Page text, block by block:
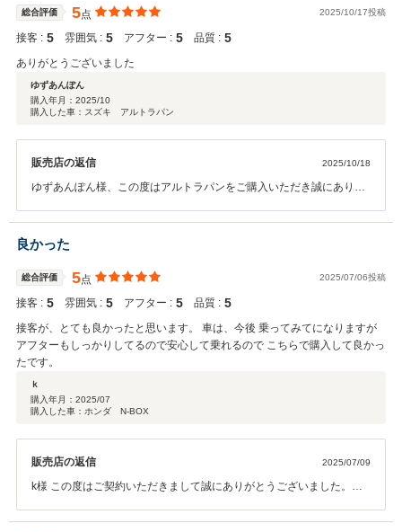
ます。またぜひお気軽にお立ち寄りください。 今後ともどうぞ宜しく
お願い致します。
総合評価 5点 2025/10/17投稿
接客 : 5 雰囲気 : 5 アフター : 5 品質 : 5
ありがとうございました
ゆずあんぽん
購入年月： 2025/10
購入した車：スズキ アルトラパン
販売店の返信 2025/10/18
ゆずあんぽん様、この度はアルトラパンをご購入いただき誠にありが
た、当店はダイハツ車に限らずお取り扱い致しますので今後のメンテ
ナンスなども安心してお任せくださいませ！今後とも点検、車検にと
良かった
総合評価 5点 2025/07/06投稿
接客 : 5 雰囲気 : 5 アフター : 5 品質 : 5
接客が、とても良かったと思います。 車は、今後 乗ってみてになりますが
アフターもしっかりしてるので安心して乗れるので こちらで購入して良かっ
たです。
ｋ
購入年月： 2025/07
購入した車：ホンダ N-BOX
販売店の返信 2025/07/09
k様 この度はご契約いただきまして誠にありがとうございました。そ
ただきまして、社員一同心から感謝しております。 何かお困りの際は